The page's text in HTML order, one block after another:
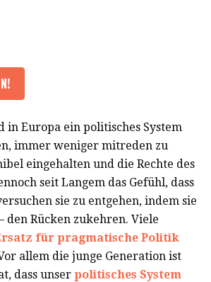
in Europa ein politisches System
immer weniger mitreden zu
eingehalten und die Rechte des
seit Langem das Gefühl, dass
sie zu entgehen, indem sie
den Rücken zukehren. Viele
für pragmatische Politik
allem die junge Generation ist
dass unser politisches System